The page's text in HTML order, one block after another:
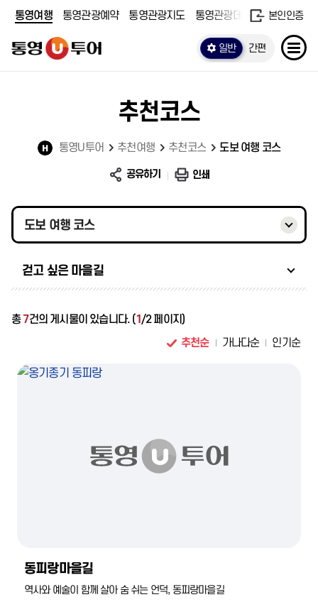
통영여행 통영관광예약 통영관광지도 통영관광데이터 본인인증
일반 간편
추천코스
통영U투어 추천여행 추천코스 도보 여행 코스
공유하기 인쇄
도보 여행 코스
걷고 싶은 마을길
총7건의 게시물이 있습니다. (1/2 페이지)
추천순
가나다순 인기순
동피랑마을길
역사와 예술이 함께 살아 숨 쉬는 언덕, 동피랑마을길